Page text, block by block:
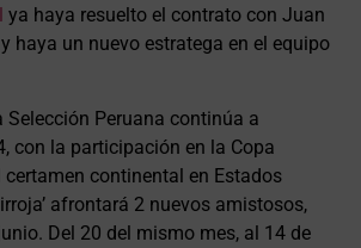
ya haya resuelto el contrato con Juan
haya un nuevo estratega en el equipo
Selección Peruana continúa a
con la participación en la Copa
certamen continental en Estados
afrontará 2 nuevos amistosos,
Del 20 del mismo mes, al 14 de